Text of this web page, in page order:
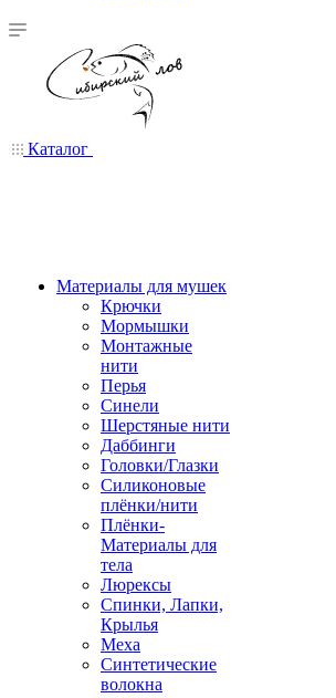
Каталог
Материалы для мушек
Крючки
Мормышки
Монтажные
нити
Перья
Синели
Шерстяные нити
Даббинги
Головки/Глазки
Силиконовые
плёнки/нити
Плёнки-
Материалы для
тела
Люрексы
Спинки, Лапки,
Крылья
Меха
Синтетические
волокна